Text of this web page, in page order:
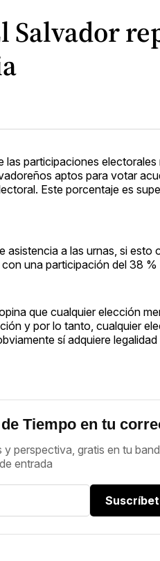
participaciones electorales
aptos para votar
Este porcentaje es
a las urnas, si esto
una participación del 38
que cualquier elección
y por lo tanto, cualquier
sí adquiere
Tiempo en tu
y perspectiva, gratis en tu
de entrada